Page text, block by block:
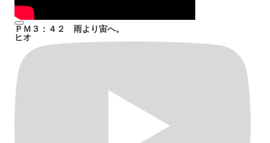
ＰＭ３：４２ 雨より宙へ。
ヒオ